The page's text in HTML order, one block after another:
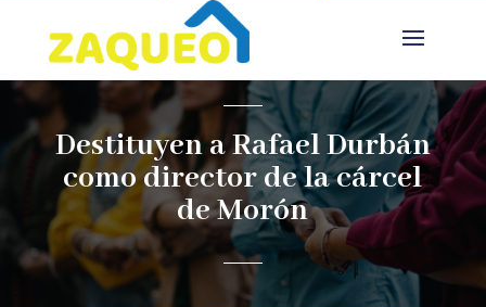
Destituyen a Rafael Durbán
como director de la cárcel
de Morón